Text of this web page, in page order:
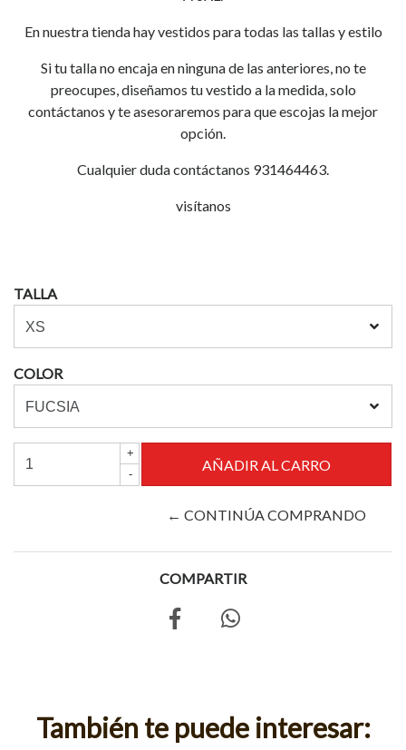
En nuestra tienda hay vestidos para todas las tallas y estilo
Si tu talla no encaja en ninguna de las anteriores, no te
preocupes, diseñamos tu vestido a la medida, solo
contáctanos y te asesoraremos para que escojas la mejor
opción.
Cualquier duda contáctanos 931464463.
visítanos
TALLA
COLOR
+
-
← CONTINÚA COMPRANDO
COMPARTIR
También te puede interesar: